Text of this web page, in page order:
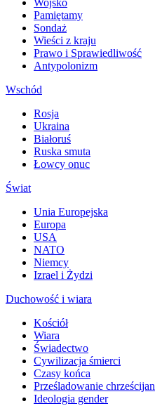
Pamiętamy
Sondaż
Wieści z kraju
Prawo i Sprawiedliwość
Antypolonizm
Wschód
Rosja
Ukraina
Białoruś
Ruska smuta
Łowcy onuc
Świat
Unia Europejska
Europa
USA
NATO
Niemcy
Izrael i Żydzi
Duchowość i wiara
Kościół
Wiara
Świadectwo
Cywilizacja śmierci
Czasy końca
Prześladowanie chrześcijan
Ideologia gender